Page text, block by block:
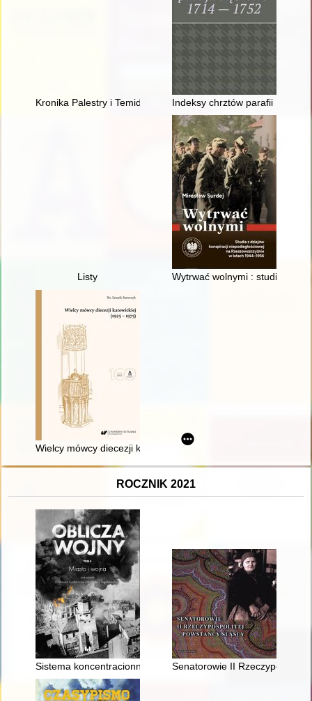
Kronika Palestry i Temidy w Poznaniu : mecze przyjaźni
Indeksy chrztów parafii
Listy Wytrwać wolnymi : studia z
Wielcy mówcy diecezji katowickiej (1925-1975)
ROCZNIK 2021
Sistema koncentracionnyh lagerej v gorodah Smolenskoj
Senatorowie II